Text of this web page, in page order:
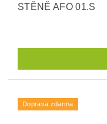
STĚNĚ AFO 01.S
Doprava zdarma